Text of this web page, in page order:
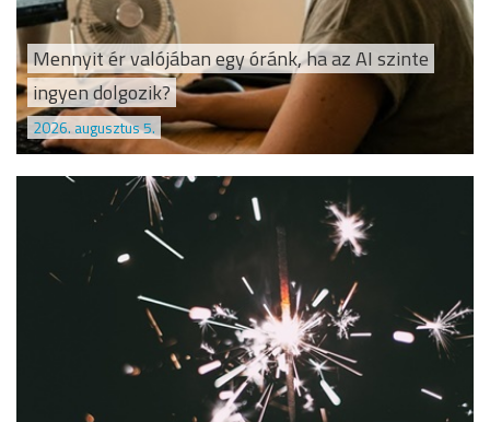
Mennyit ér valójában egy óránk, ha az AI szinte
ingyen dolgozik?
2026. augusztus 5.